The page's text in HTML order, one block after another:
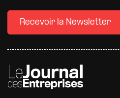
Recevoir la Newsletter